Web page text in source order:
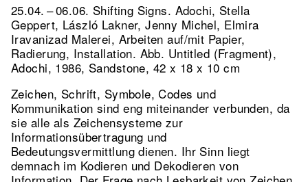
25.04. – 06.06. Shifting Signs. Adochi, Stella
Geppert, László Lakner, Jenny Michel, Elmira
Iravanizad Malerei, Arbeiten auf/mit Papier,
Radierung, Installation. Abb. Untitled (Fragment),
Adochi, 1986, Sandstone, 42 x 18 x 10 cm
Zeichen, Schrift, Symbole, Codes und
Kommunikation sind eng miteinander verbunden, da
sie alle als Zeichensysteme zur
Informationsübertragung und
Bedeutungsvermittlung dienen. Ihr Sinn liegt
demnach im Kodieren und Dekodieren von